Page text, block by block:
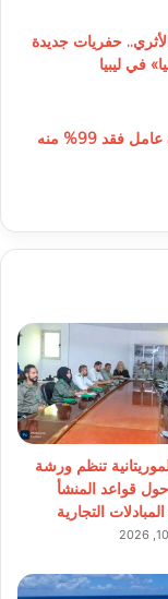
حفريات جديدة
في ليبيا
جراح عراقي يعيد بناء أنف عامل فقد 99% منه
تنظم ورشة
قواعد المنشأ
التجارية